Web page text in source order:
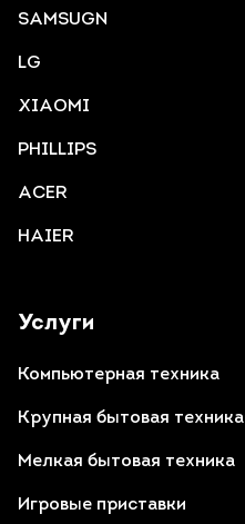
Услуги
Компьютерная техника
Крупная бытовая техника
Мелкая бытовая техника
Игровые приставки
SAMSUGN
LG
XIAOMI
PHILLIPS
ACER
HAIER